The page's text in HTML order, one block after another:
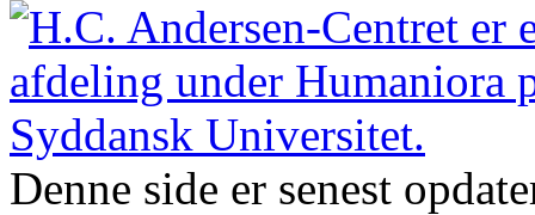
Denne side er senest